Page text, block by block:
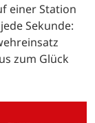
einer Station
Sekunde:
zum Glück